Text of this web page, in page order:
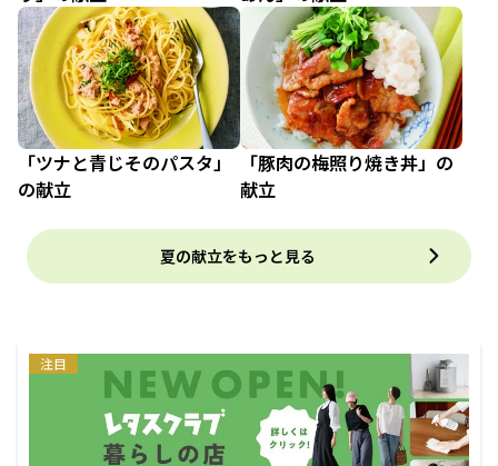
「ツナと青じそのパスタ」
の献立
「豚肉の梅照り焼き丼」の
献立
夏の献立をもっと見る
注目